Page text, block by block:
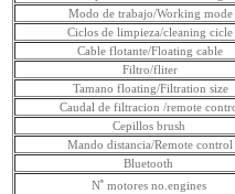
Modo de trabajo/Working mode
Ciclos de limpieza/cleaning cicle
Cable flotante/Floating cable
Filtro/fliter
Tamano floating/Filtration size
Caudal de filtracion /remote
Cepillos brush
Mando distancia/Remote control
Bluetooth
N ํ motores no.engines